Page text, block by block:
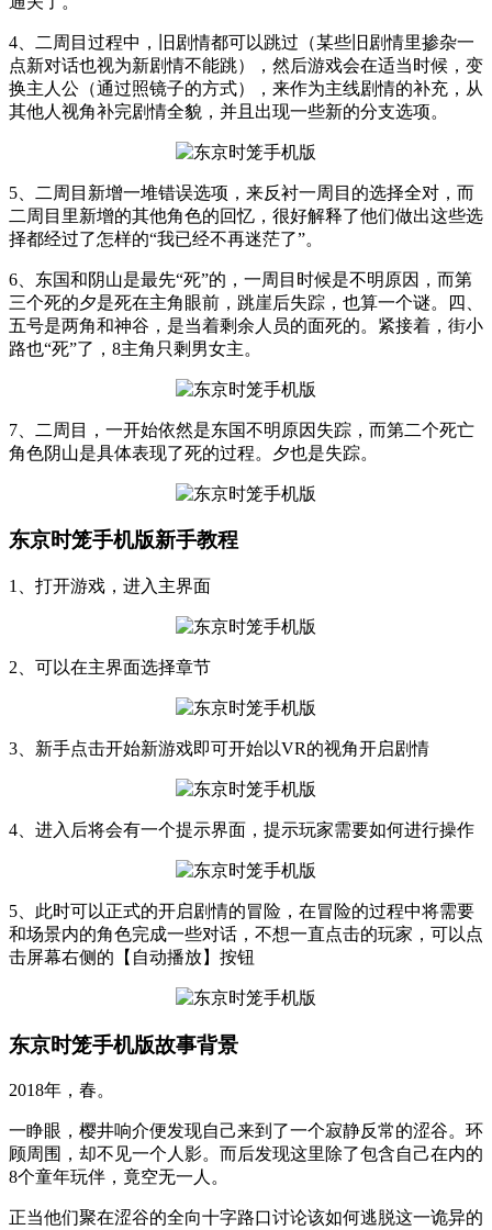
4、二周目过程中，旧剧情都可以跳过（某些旧剧情里掺杂一
点新对话也视为新剧情不能跳），然后游戏会在适当时候，变
换主人公（通过照镜子的方式），来作为主线剧情的补充，从
其他人视角补完剧情全貌，并且出现一些新的分支选项。
5、二周目新增一堆错误选项，来反衬一周目的选择全对，而
二周目里新增的其他角色的回忆，很好解释了他们做出这些选
择都经过了怎样的“我已经不再迷茫了”。
6、东国和阴山是最先“死”的，一周目时候是不明原因，而第
三个死的夕是死在主角眼前，跳崖后失踪，也算一个谜。四、
五号是两角和神谷，是当着剩余人员的面死的。紧接着，街小
路也“死”了，8主角只剩男女主。
7、二周目，一开始依然是东国不明原因失踪，而第二个死亡
角色阴山是具体表现了死的过程。夕也是失踪。
东京时笼手机版新手教程
1、打开游戏，进入主界面
2、可以在主界面选择章节
3、新手点击开始新游戏即可开始以VR的视角开启剧情
4、进入后将会有一个提示界面，提示玩家需要如何进行操作
5、此时可以正式的开启剧情的冒险，在冒险的过程中将需要
和场景内的角色完成一些对话，不想一直点击的玩家，可以点
击屏幕右侧的【自动播放】按钮
东京时笼手机版故事背景
2018年，春。
一睁眼，樱井响介便发现自己来到了一个寂静反常的涩谷。环
顾周围，却不见一个人影。而后发现这里除了包含自己在内的
8个童年玩伴，竟空无一人。
正当他们聚在涩谷的全向十字路口讨论该如何逃脱这一诡异的